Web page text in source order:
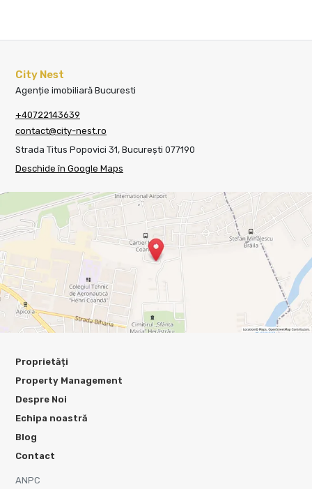
City Nest
Agenție imobiliară Bucuresti
+40722143639
contact@city-nest.ro
Strada Titus Popovici 31, București 077190
Deschide în Google Maps
Proprietăți
Property Management
Despre Noi
Echipa noastră
Blog
Contact
ANPC